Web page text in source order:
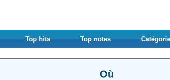
Top hits Top notes
Où